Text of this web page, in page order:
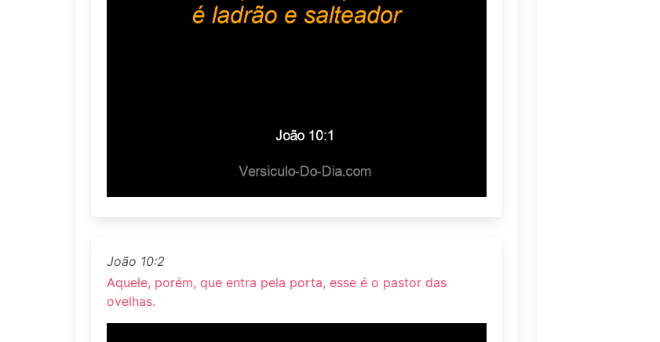
João 10:2
Aquele, porém, que entra pela porta, esse é o pastor das
ovelhas.